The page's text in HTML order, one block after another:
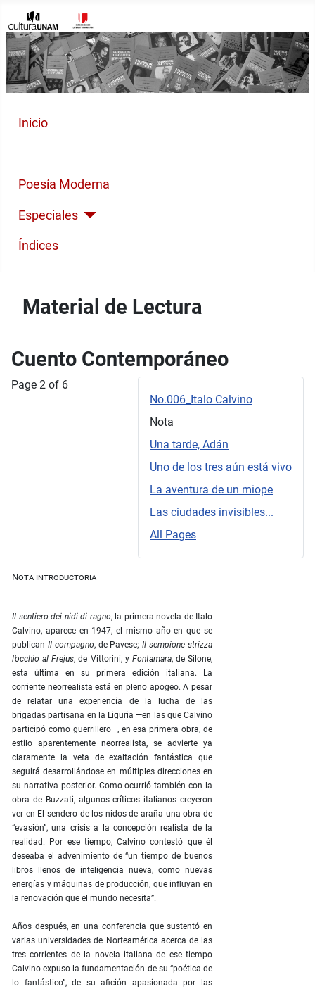
Inicio
Poesía Moderna
Especiales
Índices
Material de Lectura
Cuento Contemporáneo
No.006_Italo Calvino
Nota
Una tarde, Adán
Uno de los tres aún está vivo
La aventura de un miope
Las ciudades invisibles...
All Pages
Page 2 of 6
Nota introductoria
Il sentiero dei nidi di ragno, la primera novela de Italo
Calvino, aparece en 1947, el mismo año en que se
publican Il compagno, de Pavese;Il sempione strizza
l’occhio al Frejus, de Vittorini, y Fontamara, de Silone,
esta última en su primera edición italiana. La
corriente neorrealista está en pleno apogeo. A pesar
de relatar una experiencia de la lucha de las
brigadas partisana en la Liguria —en las que Calvino
participó como guerrillero—, en esa primera obra, de
estilo aparentemente neorrealista, se advierte ya
claramente la veta de exaltación fantástica que
seguirá desarrollándose en múltiples direcciones en
su narrativa posterior. Como ocurrió también con la
obra de Buzzati, algunos críticos italianos creyeron
ver en El sendero de los nidos de araña una obra de
“evasión”, una crisis a la concepción realista de la
realidad. Por ese tiempo, Calvino contestó que él
deseaba el advenimiento de “un tiempo de buenos
libros llenos de inteligencia nueva, como nuevas
energías y máquinas de producción, que influyan en
la renovación que el mundo necesita”.
Años después, en una conferencia que sustentó en
varias universidades de Norteamérica acerca de las
tres corrientes de la novela italiana de ese tiempo
Calvino expuso la fundamentación de su “poética de
lo fantástico”, de su afición apasionada por las